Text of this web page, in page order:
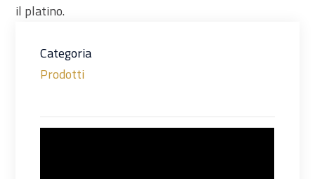
il platino.
Categoria
Prodotti